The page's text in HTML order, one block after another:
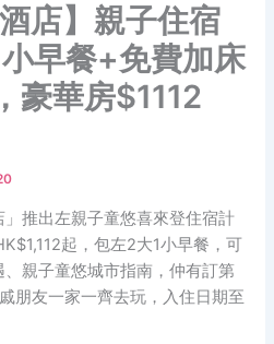
店】親子住宿
早餐+免費加床
豪華房$1112
推出左親子童悠喜來登住宿計
起，包左2大1小早餐，可
親子童悠城市指南，仲有訂第
朋友一家一齊去玩，入住日期至